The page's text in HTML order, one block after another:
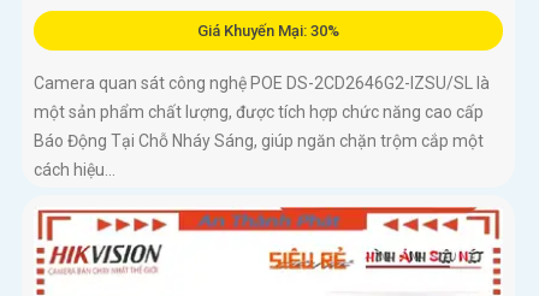
Giá Khuyến Mại: 30%
Camera quan sát công nghệ POE DS-2CD2646G2-IZSU/SL là
một sản phẩm chất lượng, được tích hợp chức năng cao cấp
Báo Động Tại Chỗ Nháy Sáng, giúp ngăn chặn trộm cắp một
cách hiệu...